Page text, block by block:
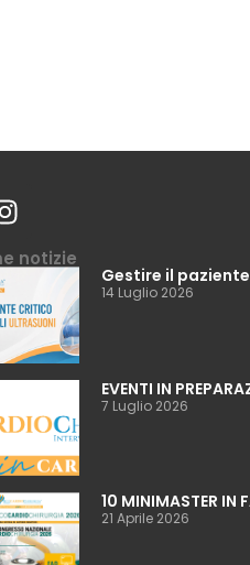
notizie
Gestire il
14 Luglio 2026
EVENTI IN
7 Luglio 2026
10 MINIMASTER IN
21 Aprile 2026